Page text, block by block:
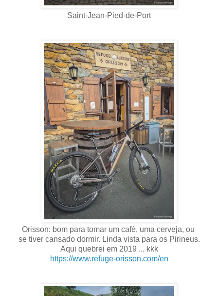
Saint-Jean-Pied-de-Port
Orisson: bom para tomar um café, uma cerveja, ou
se tiver cansado dormir. Linda vista para os Pirineus.
Aqui quebrei em 2019 ... kkk
https://www.refuge-orisson.com/en